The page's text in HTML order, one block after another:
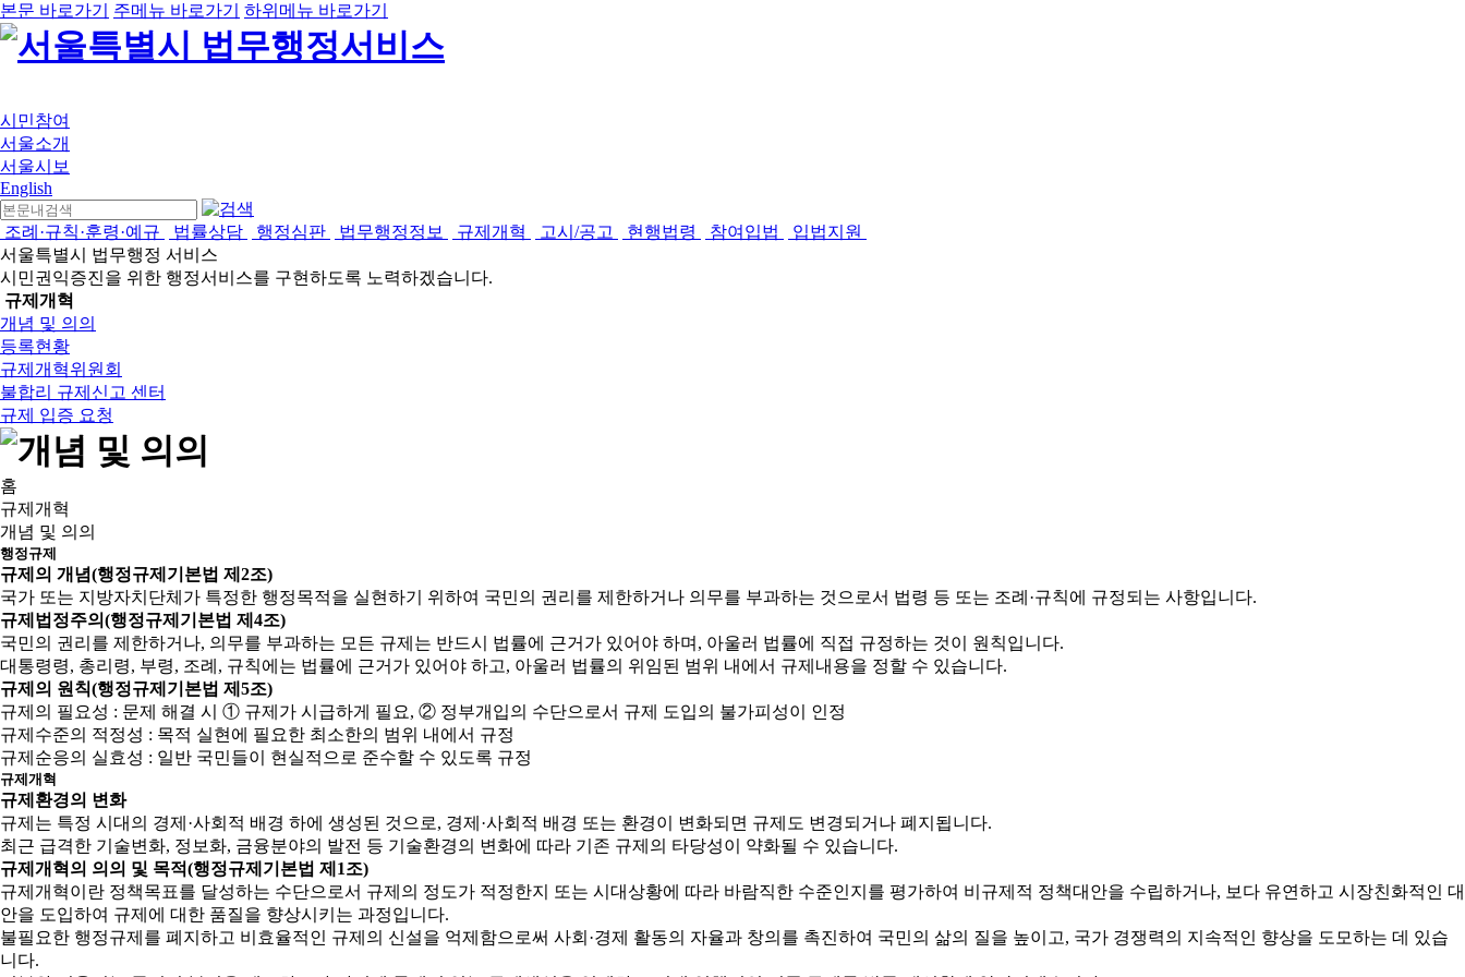
본문 바로가기 주메뉴 바로가기 하위메뉴 바로가기
시민참여
서울소개
서울시보
English
조례·규칙·훈령·예규 법률상담 행정심판 법무행정정보 규제개혁 고시/공고 현행법령 참여입법
입법지원
서울특별시 법무행정 서비스
시민권익증진을 위한 행정서비스를 구현하도록 노력하겠습니다.
규제개혁
개념 및 의의
등록현황
규제개혁위원회
불합리 규제신고 센터
규제 입증 요청
홈
규제개혁
개념 및 의의
행정규제
규제의 개념(행정규제기본법 제2조)
국가 또는 지방자치단체가 특정한 행정목적을 실현하기 위하여 국민의 권리를 제한하거나 의무를 부과하는 것으로서 법령 등 또는 조례·규칙에 규정되는 사항입니다.
규제법정주의(행정규제기본법 제4조)
국민의 권리를 제한하거나, 의무를 부과하는 모든 규제는 반드시 법률에 근거가 있어야 하며, 아울러 법률에 직접 규정하는 것이 원칙입니다.
대통령령, 총리령, 부령, 조례, 규칙에는 법률에 근거가 있어야 하고, 아울러 법률의 위임된 범위 내에서 규제내용을 정할 수 있습니다.
규제의 원칙(행정규제기본법 제5조)
규제의 필요성 : 문제 해결 시 ① 규제가 시급하게 필요, ② 정부개입의 수단으로서 규제 도입의 불가피성이 인정
규제수준의 적정성 : 목적 실현에 필요한 최소한의 범위 내에서 규정
규제순응의 실효성 : 일반 국민들이 현실적으로 준수할 수 있도록 규정
규제개혁
규제환경의 변화
규제는 특정 시대의 경제·사회적 배경 하에 생성된 것으로, 경제·사회적 배경 또는 환경이 변화되면 규제도 변경되거나 폐지됩니다.
최근 급격한 기술변화, 정보화, 금융분야의 발전 등 기술환경의 변화에 따라 기존 규제의 타당성이 약화될 수 있습니다.
규제개혁의 의의 및 목적(행정규제기본법 제1조)
규제개혁이란 정책목표를 달성하는 수단으로서 규제의 정도가 적정한지 또는 시대상황에 따라 바람직한 수준인지를 평가하여 비규제적 정책대안을 수립하거나, 보다 유연하고 시장친화적인 대
안을 도입하여 규제에 대한 품질을 향상시키는 과정입니다.
불필요한 행정규제를 폐지하고 비효율적인 규제의 신설을 억제함으로써 사회·경제 활동의 자율과 창의를 촉진하여 국민의 삶의 질을 높이고, 국가 경쟁력의 지속적인 향상을 도모하는 데 있습
니다.